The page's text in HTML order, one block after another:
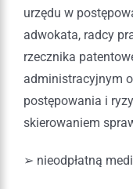
urzędu w
adwokata, radcy
rzecznika
administracyjnym
postępowania i
skierowaniem
➢ nieodpłatną